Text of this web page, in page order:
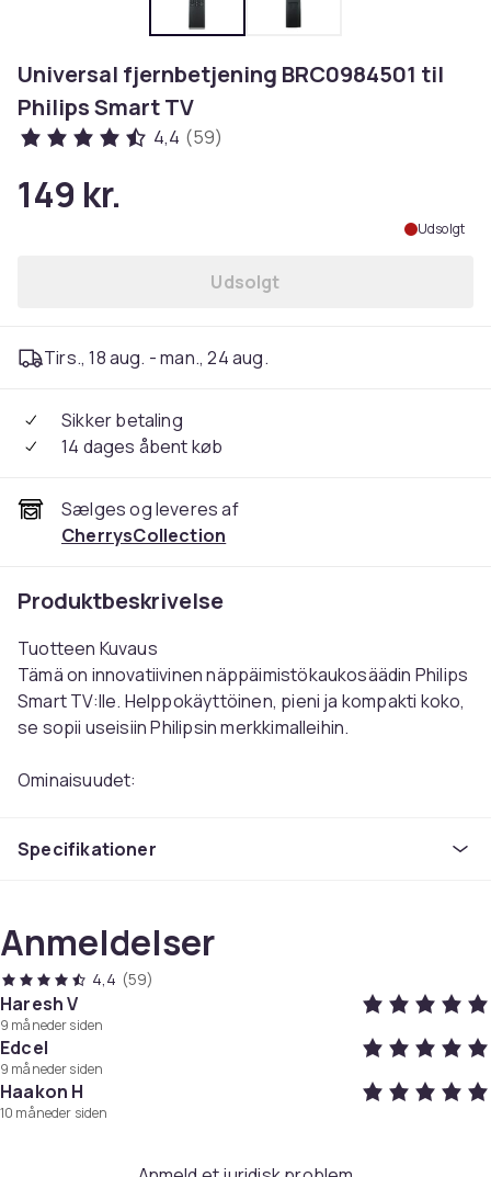
Universal fjernbetjening BRC0984501 til
Philips Smart TV
4,4 (59)
149 kr.
Udsolgt
Udsolgt
Tirs., 18 aug. - man., 24 aug.
Sikker betaling
14 dages åbent køb
Sælges og leveres af
CherrysCollection
Produktbeskrivelse
Tuotteen Kuvaus
Tämä on innovatiivinen näppäimistökaukosäädin Philips
Smart TV:lle. Helppokäyttöinen, pieni ja kompakti koko,
se sopii useisiin Philipsin merkkimalleihin.
Ominaisuudet:
laitteellesi.
näppäimet.
3D HD -älytelevisioihin,
Yhteensopiva kaikkien Philips Smart TV -
kaukosäädinmallien kanssa
6. Asennusta tai ohjelmointia ei tarvita.
Tekniset tiedot
Specifikationer
Anmeldelser
4,4 (59)
Haresh V
9 måneder siden
Edcel
9 måneder siden
Haakon H
10 måneder siden